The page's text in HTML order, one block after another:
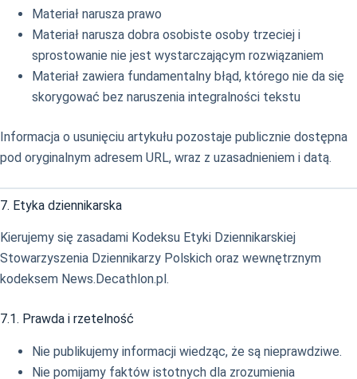
Materiał narusza prawo
Materiał narusza dobra osobiste osoby trzeciej i
sprostowanie nie jest wystarczającym rozwiązaniem
Materiał zawiera fundamentalny błąd, którego nie da się
skorygować bez naruszenia integralności tekstu
Informacja o usunięciu artykułu pozostaje publicznie dostępna
pod oryginalnym adresem URL, wraz z uzasadnieniem i datą.
7. Etyka dziennikarska
Kierujemy się zasadami Kodeksu Etyki Dziennikarskiej
Stowarzyszenia Dziennikarzy Polskich oraz wewnętrznym
kodeksem News.Decathlon.pl.
7.1. Prawda i rzetelność
Nie publikujemy informacji wiedząc, że są nieprawdziwe.
Nie pomijamy faktów istotnych dla zrozumienia